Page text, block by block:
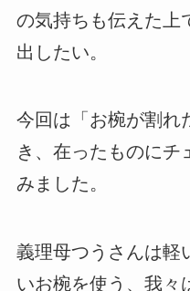
の気持ちも伝えた上
出したい。
今回は「お椀が割れ
き、在ったものにチ
みました。
義理母つうさんは軽
いお椀を使う、我々